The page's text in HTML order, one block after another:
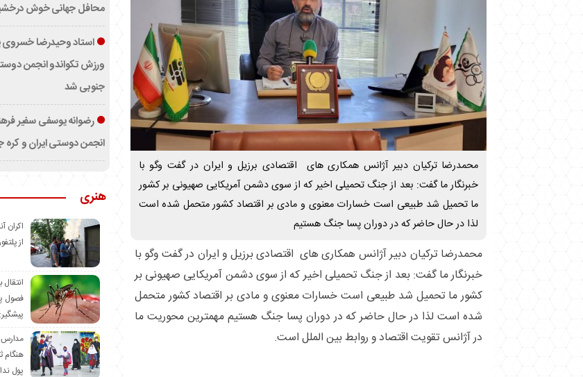
محمدرضا ترکیان دبیر آژانس همکاری های اقتصادی برزیل و ایران در گفت وگو با
خبرنگار ما گفت: بعد از جنگ تحمیلی اخیر که از سوی دشمن آمریکایی صهیونی بر کشور
ما تحمیل شد طبیعی است خسارات معنوی و مادی بر اقتصاد کشور متحمل شده است
لذا در حال حاضر که در دوران پسا جنگ هستیم
محمدرضا ترکیان دبیر آژانس همکاری های اقتصادی برزیل و ایران در گفت وگو با
خبرنگار ما گفت: بعد از جنگ تحمیلی اخیر که از سوی دشمن آمریکایی صهیونی بر
کشور ما تحمیل شد طبیعی است خسارات معنوی و مادی بر اقتصاد کشور متحمل
شده است لذا در حال حاضر که در دوران پسا جنگ هستیم مهمترین محوریت ما
در آژانس تقویت اقتصاد و روابط بین الملل است.
محافل جهانی خوش
استاد وحیدرضا خسروی
ورزش تکواندو انجمن
جنوبی شد
رضوانه یوسفی سفیر
انجمن دوستی ایران و
هنری
اکران
از
فصول
هنگام
پول